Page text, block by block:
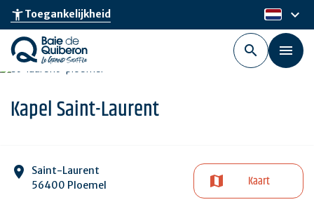
Skip
main
content
accessibility_newToegankelijkheid nl
keyboard_arrow_down
Kapel Saint-Laurent
Saint-Laurent
56400 Ploemel
Kaart